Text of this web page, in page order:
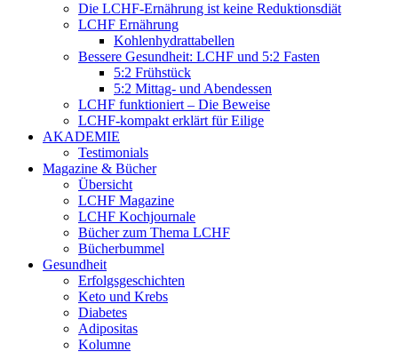
Die LCHF-Ernährung ist keine Reduktionsdiät
LCHF Ernährung
Kohlenhydrattabellen
Bessere Gesundheit: LCHF und 5:2 Fasten
5:2 Frühstück
5:2 Mittag- und Abendessen
LCHF funktioniert – Die Beweise
LCHF-kompakt erklärt für Eilige
AKADEMIE
Testimonials
Magazine & Bücher
Übersicht
LCHF Magazine
LCHF Kochjournale
Bücher zum Thema LCHF
Bücherbummel
Gesundheit
Erfolgsgeschichten
Keto und Krebs
Diabetes
Adipositas
Kolumne